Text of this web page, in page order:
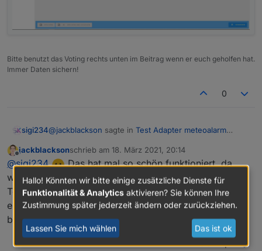
Bitte benutzt das Voting rechts unten im Beitrag wenn er euch geholfen hat.
Immer Daten sichern!
0
sigi234@jackblackson sagte in Test Adapter meteoalarm
@ sigi234Welchen Link hast du benutzt? Ich
ausgewählt, sonder das xml von der Länderseite
genommen? Er sollte so aussehen:
https://www.meteoalarm.eu/documents/rss/at/AT
001.rss
Aber natürlich sollte der Adapter das Abfangen.
Ja,
Region geht nicht?
Offline
jackblacksonschrieb am 18. März 2021, 20:14
zuletzt editiert von
@sigi234
Das hat mal so schön funktioniert, da
werd ich mich wohl nochmal reinknien müssen.
Temporär kannst du auch den Link unten manuell
einfügen, aber da es nicht updatet wirds nicht viel
bringen.
1
Hallo! Könnten wir bitte einige zusätzliche Dienste für
Funktionalität & Analytics aktivieren? Sie können Ihre
Zustimmung später jederzeit ändern oder zurückziehen.
Lassen Sie mich wählen Das ist ok